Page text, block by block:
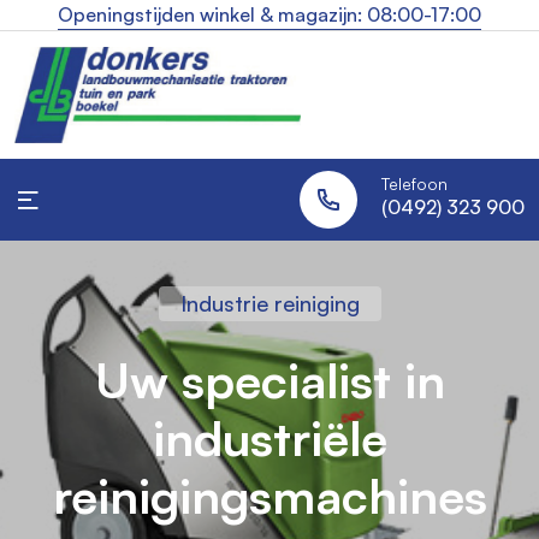
Openingstijden winkel & magazijn: 08:00-17:00
Telefoon
(0492) 323 900
Industrie reiniging
Uw specialist in
industriële
reinigingsmachines
Landbouw traktoren
Alles voor uw tractor,
onder één dak
Robotmaaiers
Altijd een strak gazon,
zonder moeite